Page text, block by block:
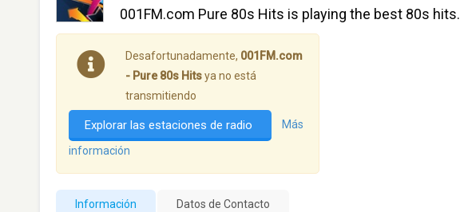
001FM.com Pure 80s Hits is playing the best 80s hits.
Desafortunadamente, 001FM.com
- Pure 80s Hitsya no está
transmitiendo
Explorar las estaciones de radio Más
información
Información Datos de Contacto